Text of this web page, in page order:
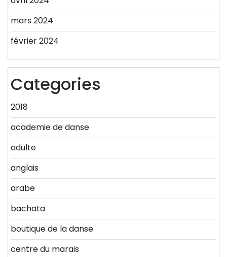
mars 2024
février 2024
Categories
2018
academie de danse
adulte
anglais
arabe
bachata
boutique de la danse
centre du marais